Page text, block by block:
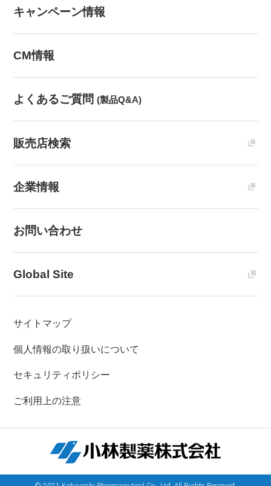
キャンペーン情報
CM情報
よくあるご質問 (製品Q&A)
販売店検索
企業情報
お問い合わせ
Global Site
サイトマップ
個人情報の取り扱いについて
セキュリティポリシー
ご利用上の注意